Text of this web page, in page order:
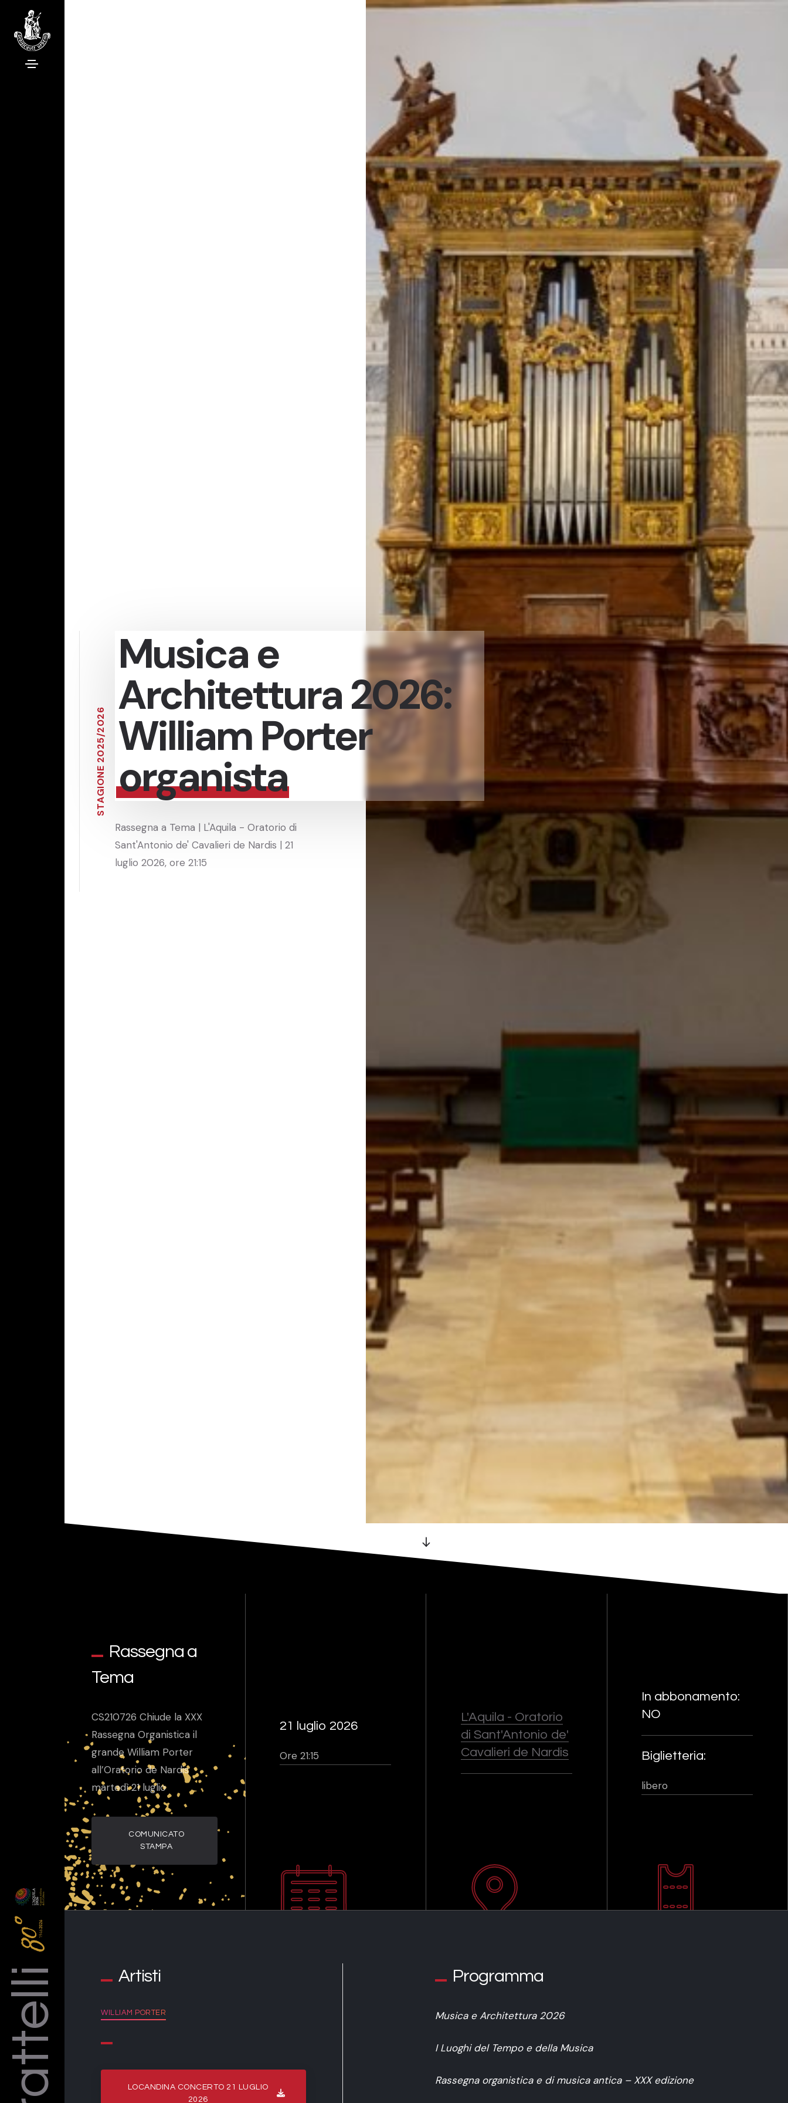
S
T
A
G
I
O
N
E
2
0
2
5
/
2
0
2
6
Musica e
Architettura 2026:
William Porter
organista
Rassegna a Tema | L'Aquila - Oratorio di
Sant'Antonio de' Cavalieri de Nardis | 21
luglio 2026, ore 21:15
Rassegna a
Tema
CS210726 Chiude la XXX
Rassegna Organistica il
grande William Porter
all’Oratorio de Nardis
martedì 21 luglio
COMUNICATO
STAMPA
21 luglio 2026
Ore 21:15
L'Aquila - Oratorio
di Sant'Antonio de'
Cavalieri de Nardis
In abbonamento:
NO
Biglietteria:
libero
Artisti
WILLIAM PORTER
LOCANDINA CONCERTO 21 LUGLIO
2026
Programma
Musica e Architettura 2026
I Luoghi del Tempo e della Musica
Rassegna organistica e di musica antica – XXX edizione